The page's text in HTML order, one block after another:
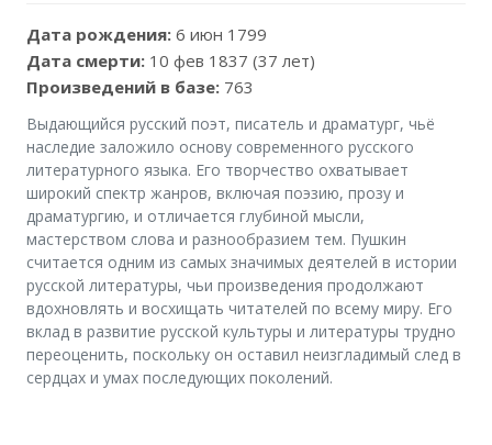
Дата рождения: 6 июн 1799
Дата смерти: 10 фев 1837 (37 лет)
Произведений в базе: 763
Выдающийся русский поэт, писатель и драматург, чьё
наследие заложило основу современного русского
литературного языка. Его творчество охватывает
широкий спектр жанров, включая поэзию, прозу и
драматургию, и отличается глубиной мысли,
мастерством слова и разнообразием тем. Пушкин
считается одним из самых значимых деятелей в истории
русской литературы, чьи произведения продолжают
вдохновлять и восхищать читателей по всему миру. Его
вклад в развитие русской культуры и литературы трудно
переоценить, поскольку он оставил неизгладимый след в
сердцах и умах последующих поколений.